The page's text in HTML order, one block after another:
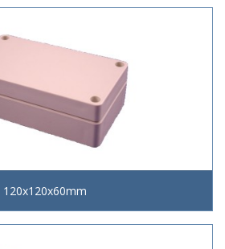
120x120x60mm